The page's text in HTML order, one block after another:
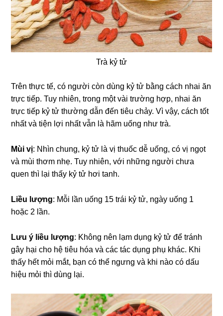
Trà kỷ tử
Trên thực tế, có người còn dùng kỷ tử bằng cách nhai ăn
trực tiếp. Tuy nhiên, trong một vài trường hợp, nhai ăn
trực tiếp kỷ tử thường dẫn đến tiêu chảy. Vì vậy, cách tốt
nhất và tiện lợi nhất vẫn là hãm uống như trà.
Mùi vị: Nhìn chung, kỷ tử là vị thuốc dễ uống, có vị ngọt
và mùi thơm nhẹ. Tuy nhiên, với những người chưa
quen thì lại thấy kỷ tử hơi tanh.
Liều lượng: Mỗi lần uống 15 trái kỷ tử, ngày uống 1
hoặc 2 lần.
Lưu ý liều lượng: Không nên lạm dụng kỷ tử để tránh
gây hại cho hệ tiêu hóa và các tác dụng phụ khác. Khi
thấy hết mỏi mắt, bạn có thể ngưng và khi nào có dấu
hiệu mỏi thì dùng lại.